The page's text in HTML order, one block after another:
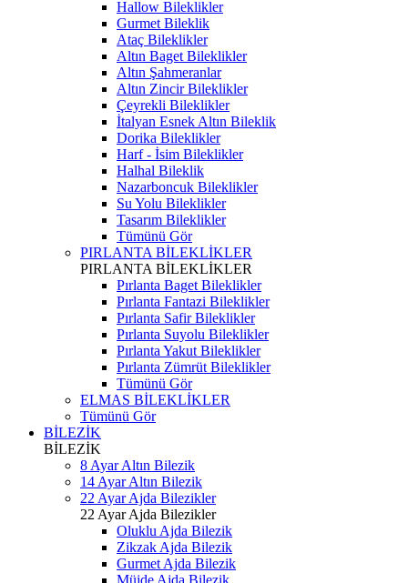
Hallow Bileklikler
Gurmet Bileklik
Ataç Bileklikler
Altın Baget Bileklikler
Altın Şahmeranlar
Altın Zincir Bileklikler
Çeyrekli Bileklikler
İtalyan Esnek Altın Bileklik
Dorika Bileklikler
Harf - İsim Bileklikler
Halhal Bileklik
Nazarboncuk Bileklikler
Su Yolu Bileklikler
Tasarım Bileklikler
Tümünü Gör
PIRLANTA BİLEKLİKLER
PIRLANTA BİLEKLİKLER
Pırlanta Baget Bileklikler
Pırlanta Fantazi Bileklikler
Pırlanta Safir Bileklikler
Pırlanta Suyolu Bileklikler
Pırlanta Yakut Bileklikler
Pırlanta Zümrüt Bileklikler
Tümünü Gör
ELMAS BİLEKLİKLER
Tümünü Gör
BİLEZİK
BİLEZİK
8 Ayar Altın Bilezik
14 Ayar Altın Bilezik
22 Ayar Ajda Bilezikler
22 Ayar Ajda Bilezikler
Oluklu Ajda Bilezik
Zikzak Ajda Bilezik
Gurmet Ajda Bilezik
Müjde Ajda Bilezik